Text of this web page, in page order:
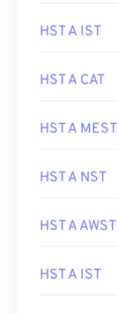
HST A IST
HST A CAT
HST A MEST
HST A NST
HST A AWST
HST A IST